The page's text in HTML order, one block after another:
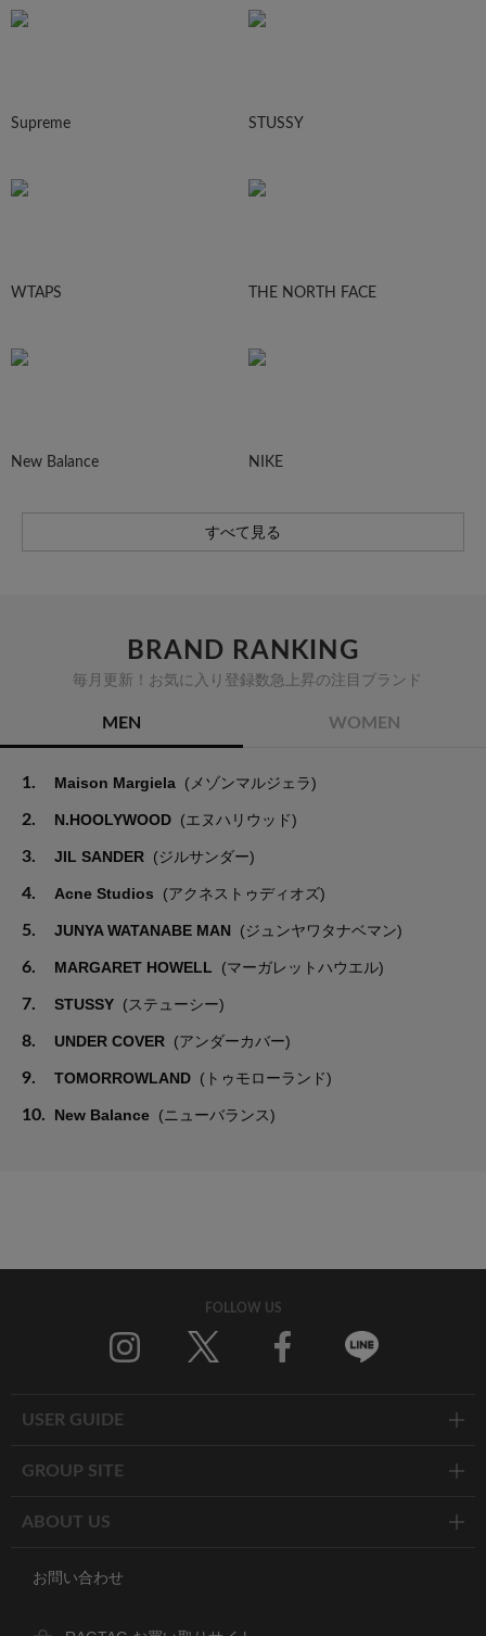
Supreme STUSSY
WTAPS THE NORTH FACE
New Balance NIKE
すべて見る
BRAND RANKING
毎月更新！お気に入り登録数急上昇の注目ブランド
MEN WOMEN
1. Maison Margiela (メゾンマルジェラ)
2. N.HOOLYWOOD (エヌハリウッド)
3. JIL SANDER (ジルサンダー)
4. Acne Studios (アクネストゥディオズ)
5. JUNYA WATANABE MAN (ジュンヤワタナベマン)
6. MARGARET HOWELL (マーガレットハウエル)
7. STUSSY (ステューシー)
8. UNDER COVER (アンダーカバー)
9. TOMORROWLAND (トゥモローランド)
10. New Balance (ニューバランス)
FOLLOW US
USER GUIDE
GROUP SITE
ABOUT US
お問い合わせ